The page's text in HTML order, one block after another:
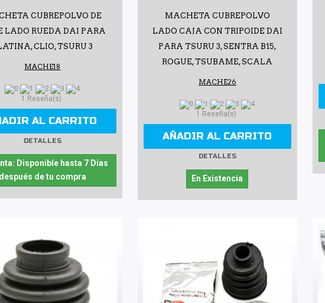
CUBREPOLVO DE
LADO RUEDA DAI PARA
CLIO, TSURU 3
MACHE18
1 Reseña(s)
AL CARRITO
DETALLES
Disponible hasta 7 Días
de tu compra
MACHETA CUBREPOLVO
LADO CAJA CON TRIPOIDE DAI
PARA TSURU 3, SENTRA B15,
ROGUE, TSUBAME, SCALA
MACHE26
1 Reseña(s)
AÑADIR AL CARRITO
DETALLES
En Existencia